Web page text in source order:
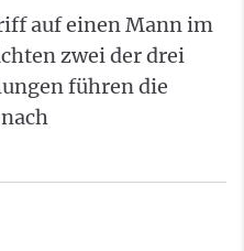
auf einen Mann im
zwei der drei
führen die